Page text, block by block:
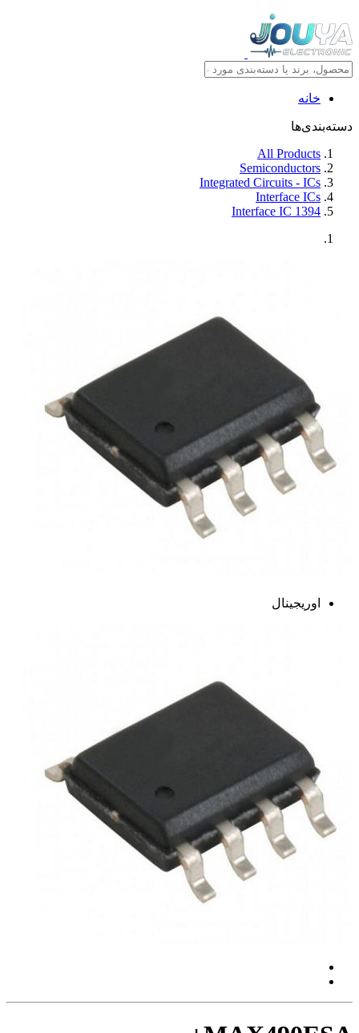
خانه
دسته‌بندی‌ها
All Products
Semiconductors
Integrated Circuits - ICs
Interface ICs
1394 Interface IC
اوریجینال